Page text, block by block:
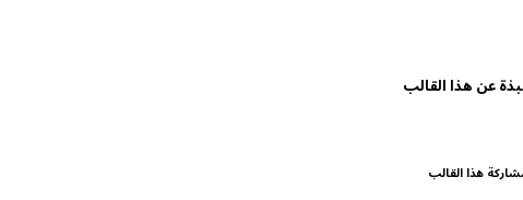
عن هذا القالب
هذا القالب